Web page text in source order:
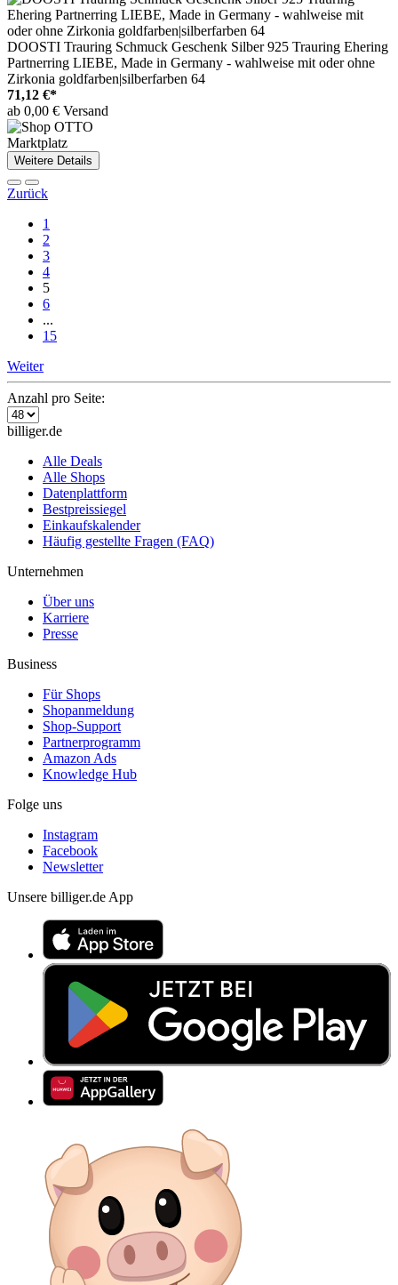
DOOSTI Trauring Schmuck Geschenk Silber 925 Trauring Ehering
Partnerring LIEBE, Made in Germany - wahlweise mit oder ohne
Zirkonia goldfarben|silberfarben 64
71,12 €*
ab 0,00 € Versand
Marktplatz
Weitere Details
Zurück
1
2
3
4
5
6
...
15
Weiter
Anzahl pro Seite:
billiger.de
Alle Deals
Alle Shops
Datenplattform
Bestpreissiegel
Einkaufskalender
Häufig gestellte Fragen (FAQ)
Unternehmen
Über uns
Karriere
Presse
Business
Für Shops
Shopanmeldung
Shop-Support
Partnerprogramm
Amazon Ads
Knowledge Hub
Folge uns
Instagram
Facebook
Newsletter
Unsere billiger.de App